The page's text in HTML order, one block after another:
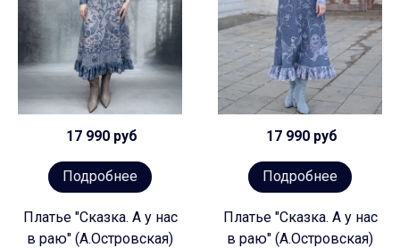
17 990 руб
Подробнее
Платье "Сказка. А у нас
в раю" (А.Островская)
17 990 руб
Подробнее
Платье "Сказка. А у нас
в раю" (А.Островская)